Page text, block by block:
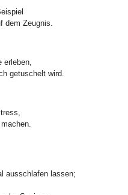
dem Zeugnis.
erleben,
getuschelt wird.
ausschlafen lassen;